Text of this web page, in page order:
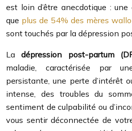
est loin d’être anecdotique :
que plus de 54% des mères
sont touchés par la dépression
Ladépression post-partum
maladie, caractérisée par
persistante, une perte d’intérêt
intense, des troubles du
sentiment de culpabilité ou
vous sentir déconnectée de